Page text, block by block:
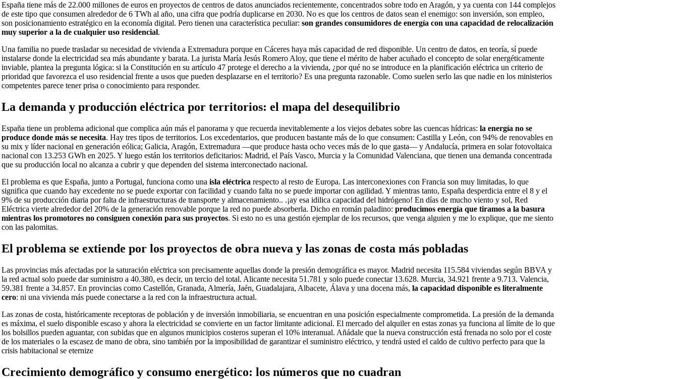
España tiene más de 22.000 millones de euros en proyectos de centros de datos anunciados recientemente, concentrados sobre todo en Aragón, y ya cuenta con 144 complejos
de este tipo que consumen alrededor de 6 TWh al año, una cifra que podría duplicarse en 2030. No es que los centros de datos sean el enemigo: son inversión, son empleo,
son posicionamiento estratégico en la economía digital. Pero tienen una característica peculiar:son grandes consumidores de energía con una capacidad de relocalización
muy superior a la de cualquier uso residencial.
Una familia no puede trasladar su necesidad de vivienda a Extremadura porque en Cáceres haya más capacidad de red disponible. Un centro de datos, en teoría, sí puede
instalarse donde la electricidad sea más abundante y barata. La jurista María Jesús Romero Aloy, que tiene el mérito de haber acuñado el concepto de solar energéticamente
inviable, plantea la pregunta lógica: si la Constitución en su artículo 47 protege el derecho a la vivienda, ¿por qué no se introduce en la planificación eléctrica un criterio de
prioridad que favorezca el uso residencial frente a usos que pueden desplazarse en el territorio? Es una pregunta razonable. Como suelen serlo las que nadie en los ministerios
competentes parece tener prisa o conocimiento para responder.
La demanda y producción eléctrica por territorios: el mapa del desequilibrio
España tiene un problema adicional que complica aún más el panorama y que recuerda inevitablemente a los viejos debates sobre las cuencas hídricas:la energía no se
produce donde más se necesita. Hay tres tipos de territorios. Los excedentarios, que producen bastante más de lo que consumen: Castilla y León, con 94% de renovables en
su mix y líder nacional en generación eólica; Galicia, Aragón, Extremadura —que produce hasta ocho veces más de lo que gasta— y Andalucía, primera en solar fotovoltaica
nacional con 13.253 GWh en 2025. Y luego están los territorios deficitarios: Madrid, el País Vasco, Murcia y la Comunidad Valenciana, que tienen una demanda concentrada
que su producción local no alcanza a cubrir y que dependen del sistema interconectado nacional.
El problema es que España, junto a Portugal, funciona como unaisla eléctrica respecto al resto de Europa. Las interconexiones con Francia son muy limitadas, lo que
significa que cuando hay excedente no se puede exportar con facilidad y cuando falta no se puede importar con agilidad. Y mientras tanto, España desperdicia entre el 8 y el
9% de su producción diaria por falta de infraestructuras de transporte y almacenamiento.. .¡ay esa idilica capacidad del hidrógeno! En días de mucho viento y sol, Red
Eléctrica vierte alrededor del 20% de la generación renovable porque la red no puede absorberla. Dicho en román paladino:producimos energía que tiramos a la basura
mientras los promotores no consiguen conexión para sus proyectos. Si esto no es una gestión ejemplar de los recursos, que venga alguien y me lo explique, que me siento
con las palomitas.
El problema se extiende por los proyectos de obra nueva y las zonas de costa más pobladas
Las provincias más afectadas por la saturación eléctrica son precisamente aquellas donde la presión demográfica es mayor. Madrid necesita 115.584 viviendas según BBVA y
la red actual solo puede dar suministro a 40.380, es decir, un tercio del total. Alicante necesita 51.781 y solo puede conectar 13.628. Murcia, 34.921 frente a 9.713. Valencia,
59.381 frente a 34.857. En provincias como Castellón, Granada, Almería, Jaén, Guadalajara, Albacete, Álava y una docena más,la capacidad disponible es literalmente
cero: ni una vivienda más puede conectarse a la red con la infraestructura actual.
Las zonas de costa, históricamente receptoras de población y de inversión inmobiliaria, se encuentran en una posición especialmente comprometida. La presión de la demanda
es máxima, el suelo disponible escaso y ahora la electricidad se convierte en un factor limitante adicional. El mercado del alquiler en estas zonas ya funciona al límite de lo que
los bolsillos pueden aguantar, con subidas que en algunos municipios costeros superan el 10% interanual. Añádale que la nueva construcción está frenada no solo por el coste
de los materiales o la escasez de mano de obra, sino también por la imposibilidad de garantizar el suministro eléctrico, y tendrá usted el caldo de cultivo perfecto para que la
crisis habitacional se eternize
Crecimiento demográfico y consumo energético: los números que no cuadran